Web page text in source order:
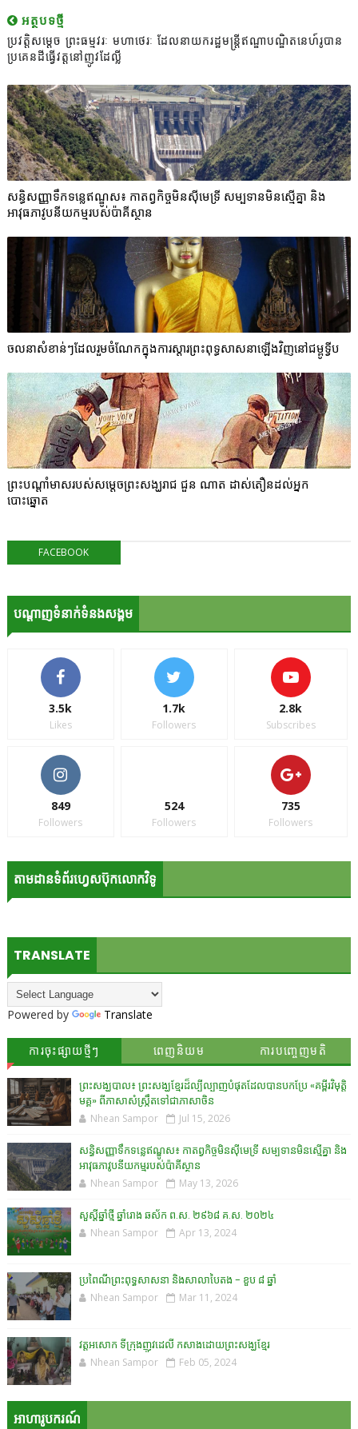
អត្ថបទថ្មី
ប្រវត្តិសម្ដេច ព្រះធម្មវរៈ មហាថេរៈ ដែលនាយករដ្ឋមន្ត្រីឥណ្ឌាបណ្ឌិតនេហ៍រូបាន
ប្រគេនដីធ្វើវត្តនៅញូវដែល្លី
សន្ធិសញ្ញាទឹកទន្លេឥណ្ឌូស៖ កាតព្វកិច្ចមិនស៊ីមេទ្រី សម្បទានមិនស្មើគ្នា និង
អាវុធភាវូបនីយកម្មរបស់ប៉ាគីស្ថាន​
ចលនាសំខាន់ៗដែលរួមចំណែកក្នុងការស្ដារព្រះពុទ្ធសាសនាឡើងវិញនៅជម្ពូទ្វីប
ព្រះបណ្ដាំមាសរបស់សម្ដេចព្រះសង្ឃរាជ ជួន ណាត ដាស់តឿនដល់អ្នក
បោះឆ្នោត
FACEBOOK
បណ្ដាញទំនាក់ទំនងសង្គម
3.5k
Likes
1.7k
Followers
2.8k
Subscribes
849
Followers
524
Followers
735
Followers
តាមដានទំព័រហ្វេសប៊ុកលោកវិទូ
TRANSLATE
Powered by Translate
ការចុះផ្សាយថ្មីៗ ពេញនិយម ការបញ្ចេញមតិ
ព្រះសង្ឃបាល៖ ព្រះសង្ឃខ្មែរដ៏ល្បីល្បាញបំផុតដែលបានបកប្រែ «គម្ពីរវិមុត្តិ
មគ្គ» ពីភាសាសំស្រ្កឹតទៅជាភាសាចិន
Nhean Sampor Jul 15, 2026
សន្ធិសញ្ញាទឹកទន្លេឥណ្ឌូស៖ កាតព្វកិច្ចមិនស៊ីមេទ្រី សម្បទានមិនស្មើគ្នា និង
អាវុធភាវូបនីយកម្មរបស់ប៉ាគីស្ថាន​
Nhean Sampor May 13, 2026
សួស្តីឆ្នាំថ្មី ឆ្នាំរោង ឆស័ក ព.ស. ២៩៦៨ គ.ស. ២០២៤
Nhean Sampor Apr 13, 2024
ប្រពៃណីព្រះពុទ្ធសាសនា និងសាលាបៃតង - ខួប ៨ ឆ្នាំ
Nhean Sampor Mar 11, 2024
វត្តអសោក ទីក្រុងញូវដេលី កសាងដោយព្រះសង្ឃខ្មែរ
Nhean Sampor Feb 05, 2024
អាហារូបករណ៍